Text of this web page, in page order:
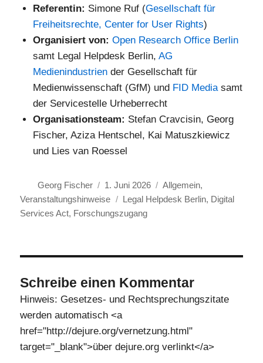
Referentin: Simone Ruf (Gesellschaft für
Freiheitsrechte, Center for User Rights)
Organisiert von: Open Research Office Berlin
samt Legal Helpdesk Berlin, AG
Medienindustriender Gesellschaft für
Medienwissenschaft (GfM) und FID Mediasamt
der Servicestelle Urheberrecht
Organisationsteam: Stefan Cravcisin, Georg
Fischer, Aziza Hentschel, Kai Matuszkiewicz
und Lies van Roessel
Autor
Georg Fischer
Veröffentlicht
am
1. Juni 2026 Kategorien
Allgemein,
Veranstaltungshinweise
Schlagwörter
Legal Helpdesk Berlin, Digital
Services Act, Forschungszugang
Schreibe einen Kommentar
Hinweis: Gesetzes- und Rechtsprechungszitate
werden automatisch <a
href="http://dejure.org/vernetzung.html"
target="_blank">über dejure.org verlinkt</a>